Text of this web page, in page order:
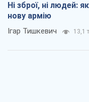
Ні зброї, ні людей:
нову армію
Ігар Тишкевич 13,1